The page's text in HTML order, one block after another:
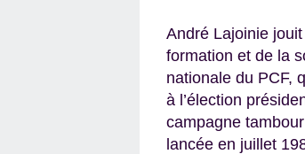
André Lajoinie
formation et de la
nationale du PCF,
à l’élection
campagne
lancée en juillet